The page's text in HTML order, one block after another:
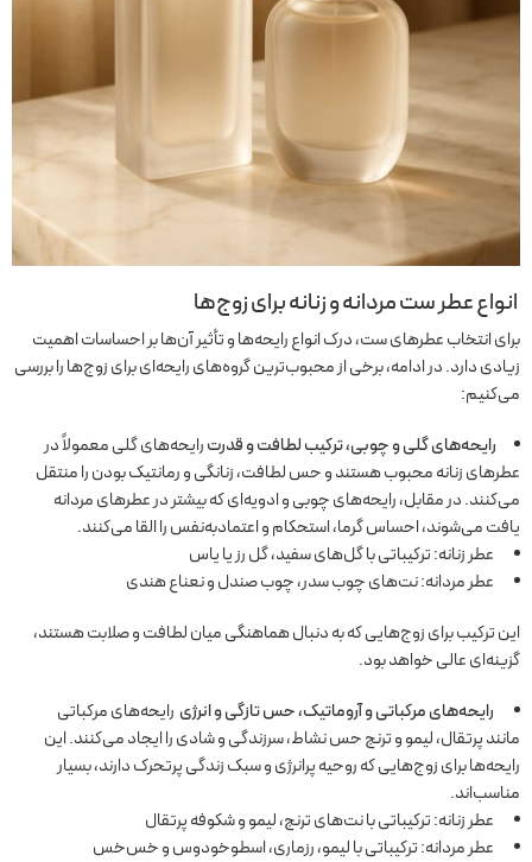
انواع عطر ست مردانه و زنانه برای زوج‌ها
برای انتخاب عطرهای ست، درک انواع رایحه‌ها و تأثیر آن‌ها بر احساسات اهمیت
زیادی دارد. در ادامه، برخی از محبوب‌ترین گروه‌های رایحه‌ای برای زوج‌ها را بررسی
می‌کنیم:
رایحه‌های گلی و چوبی، ترکیب لطافت و قدرترایحه‌های گلی معمولاً در
عطرهای زنانه محبوب هستند و حس لطافت، زنانگی و رمانتیک بودن را منتقل
می‌کنند. در مقابل، رایحه‌های چوبی و ادویه‌ای که بیشتر در عطرهای مردانه
یافت می‌شوند، احساس گرما، استحکام و اعتمادبه‌نفس را القا می‌کنند.
عطر زنانه: ترکیباتی با گل‌های سفید، گل رز یا یاس
عطر مردانه: نت‌های چوب سدر، چوب صندل و نعناع هندی
این ترکیب برای زوج‌هایی که به دنبال هماهنگی میان لطافت و صلابت هستند،
گزینه‌ای عالی خواهد بود.
رایحه‌های مرکباتی و آروماتیک، حس تازگی و انرژی رایحه‌های مرکباتی
مانند پرتقال، لیمو و ترنج حس نشاط، سرزندگی و شادی را ایجاد می‌کنند. این
رایحه‌ها برای زوج‌هایی که روحیه پرانرژی و سبک زندگی پرتحرک دارند، بسیار
مناسب‌اند.
عطر زنانه: ترکیباتی با نت‌های ترنج، لیمو و شکوفه پرتقال
عطر مردانه: ترکیباتی با لیمو، رزماری، اسطوخودوس و خس‌خس